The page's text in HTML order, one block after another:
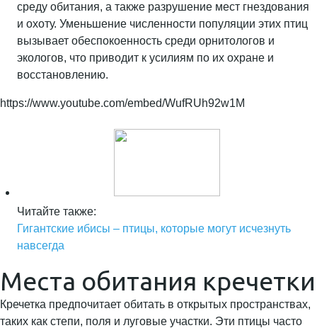
среду обитания, а также разрушение мест гнездования
и охоту. Уменьшение численности популяции этих птиц
вызывает обеспокоенность среди орнитологов и
экологов, что приводит к усилиям по их охране и
восстановлению.
https://www.youtube.com/embed/WufRUh92w1M
Читайте также:
Гигантские ибисы – птицы, которые могут исчезнуть
навсегда
Места обитания кречетки
Кречетка предпочитает обитать в открытых пространствах,
таких как степи, поля и луговые участки. Эти птицы часто